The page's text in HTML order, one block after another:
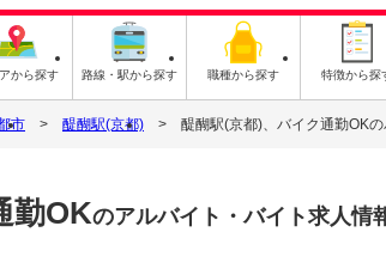
から探す 路線・駅から探す 職種から探す 特徴から探
市 醍醐駅(京都) 醍醐駅(京都)、バイク通勤OKの
勤OKのアルバイト・バイト求人情